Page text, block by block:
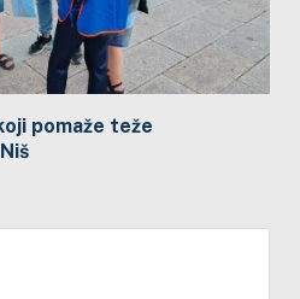
pomaže teže